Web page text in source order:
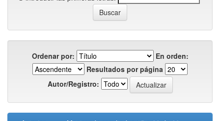
Ordenar por:
En orden:
Resultados por página
Autor/Registro: